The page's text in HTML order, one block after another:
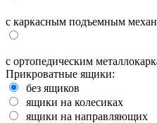
с каркасным подъемным
с ортопедическим
Прикроватные ящики:
без ящиков
ящики на колесиках
ящики на направляющих